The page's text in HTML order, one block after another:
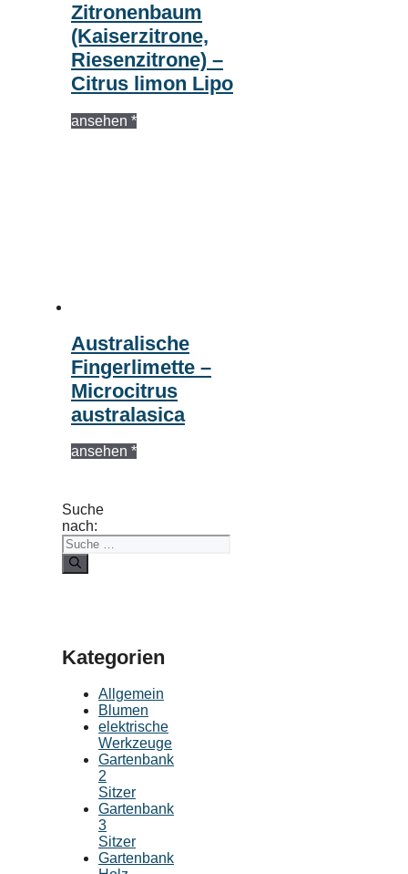
Zitronenbaum
(Kaiserzitrone,
Riesenzitrone) –
Citrus limon Lipo
ansehen *
Australische
Fingerlimette –
Microcitrus
australasica
ansehen *
Suche
nach:
Kategorien
Allgemein
Blumen
elektrische
Werkzeuge
Gartenbank
2
Sitzer
Gartenbank
3
Sitzer
Gartenbank